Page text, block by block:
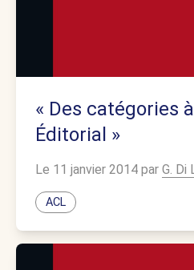
« Des catégories
Éditorial »
Le 11 janvier 2014 par G. Di
ACL